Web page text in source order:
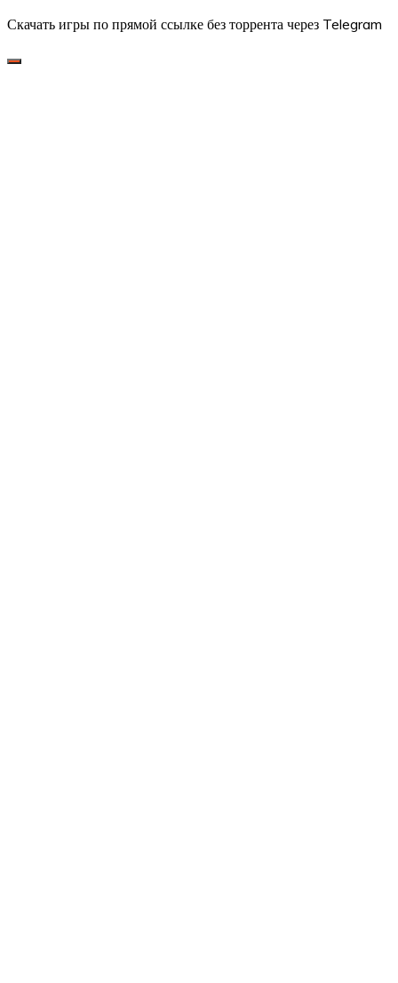
Скачать игры по прямой ссылке без торрента через Telegram